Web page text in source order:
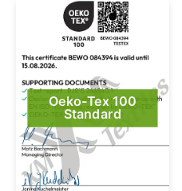
Oeko-Tex 100
Standard